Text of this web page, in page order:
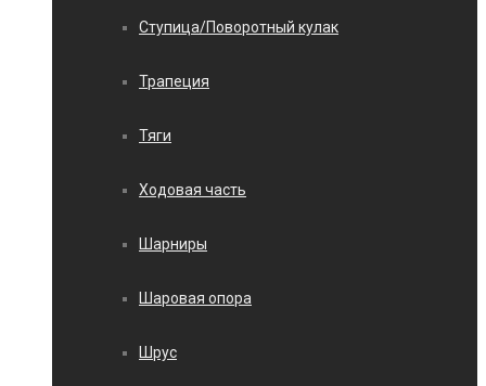
Ступица/Поворотный кулак
Трапеция
Тяги
Ходовая часть
Шарниры
Шаровая опора
Шрус